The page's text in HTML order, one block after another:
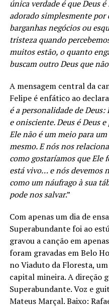
única verdade é que Deus
adorado simplesmente por
barganhas negócios ou
tristeza quando
muitos estão, o quanto
buscam outro Deus que
A mensagem central da
Felipe é enfático ao
é a personalidade de
e onisciente. Deus é Deus
Ele não é um meio para
mesmo. E nós nos
como gostaríamos que Ele
está vivo… e nós devemos
como um náufrago à sua
pode nos salvar.”
Com apenas um dia de
Superabundante foi ao
gravou a canção em
foram gravadas em Belo
no Viaduto da Floresta,
capital mineira. A direção
Superabundante. Voz e
Mateus Marçal. Baixo: